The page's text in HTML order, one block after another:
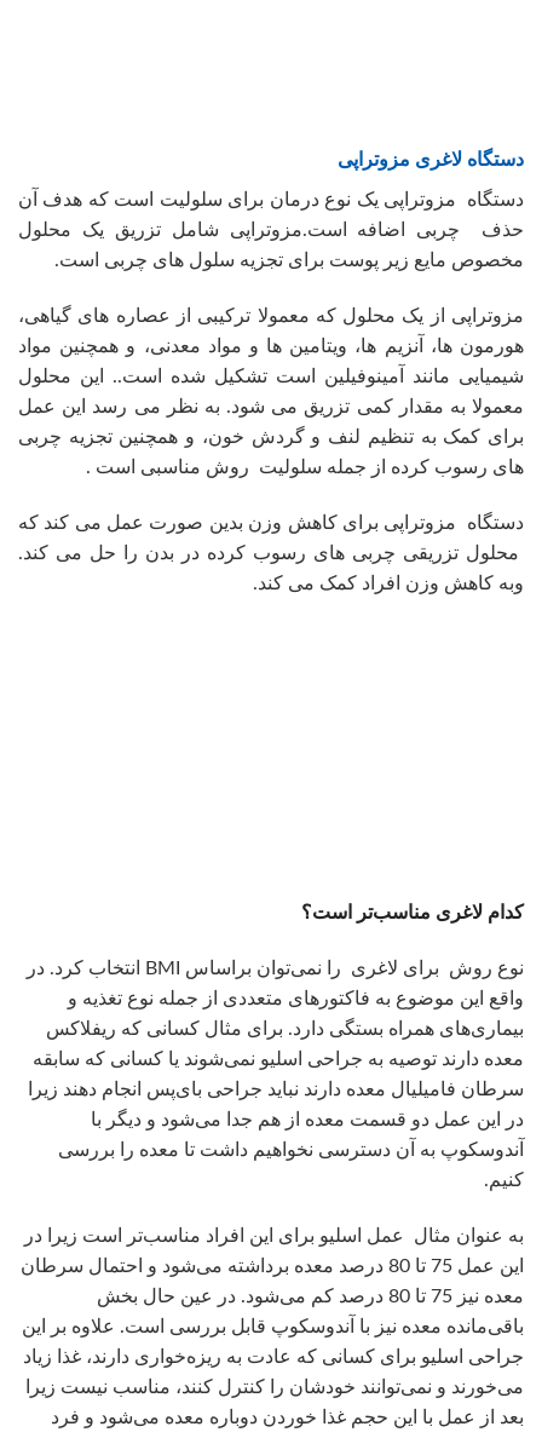
دستگاه لاغری مزوتراپی
دستگاه مزوتراپی یک نوع درمان برای سلولیت است که هدف آن
حذف چربی اضافه است.مزوتراپی شامل تزریق یک محلول
مخصوص مایع زیر پوست برای تجزیه سلول های چربی است.
مزوتراپی از یک محلول که معمولا ترکیبی از عصاره های گیاهی،
هورمون ها، آنزیم ها، ویتامین ها و مواد معدنی، و همچنین مواد
شیمیایی مانند آمینوفیلین است تشکیل شده است.. این محلول
معمولا به مقدار کمی تزریق می شود. به نظر می رسد این عمل
برای کمک به تنظیم لنف و گردش خون، و همچنین تجزیه چربی
های رسوب کرده از جمله سلولیت روش مناسبی است .
دستگاه مزوتراپی برای کاهش وزن بدین صورت عمل می کند که
محلول تزریقی چربی های رسوب کرده در بدن را حل می کند.
وبه کاهش وزن افراد کمک می کند.
سرطان فامیلیال معده دارند نباید جراحی بای‌پس انجام دهند زیرا
در این عمل دو قسمت معده از هم جدا می‌شود و دیگر با
آندوسکوپ به آن دسترسی نخواهیم داشت تا معده را بررسی
کنیم.
به عنوان مثال عمل اسلیو برای این افراد مناسب‌تر است زیرا در
این عمل 75 تا 80 درصد معده برداشته می‌شود و احتمال سرطان
معده نیز 75 تا 80 درصد کم می‌شود. در عین حال بخش
باقی‌مانده معده نیز با آندوسکوپ قابل بررسی است. علاوه بر این
جراحی اسلیو برای کسانی که عادت به ریزه‌خواری دارند، غذا زیاد
می‌خورند و نمی‌توانند خودشان را کنترل کنند، مناسب نیست زیرا
بعد از عمل با این حجم غذا خوردن دوباره معده می‌شود و فرد
اضافه وزن پیدا می‌کند. البته انتخاب خود بیمار هم در این رابطه
اهمیت دارد.